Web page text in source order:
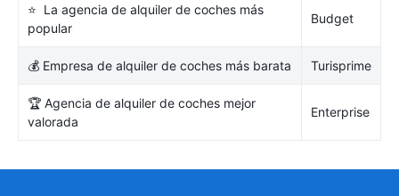
⭐ La agencia de alquiler de coches más
popular
Budget
💰 Empresa de alquiler de coches más barata Turisprime
🏆 Agencia de alquiler de coches mejor
valorada
Enterprise